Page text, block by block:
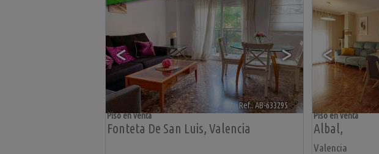
< >
Ref.. AB-633295 🔗
Fonteta De San Luis, Valencia
Piso en venta
<
Albal,
Valencia
Piso en venta